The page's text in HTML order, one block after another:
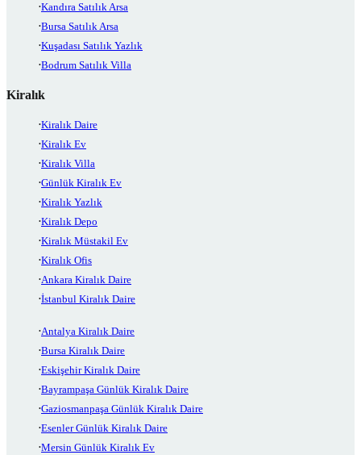
Kandıra Satılık Arsa
Bursa Satılık Arsa
Kuşadası Satılık Yazlık
Bodrum Satılık Villa
Kiralık
Kiralık Daire
Kiralık Ev
Kiralık Villa
Günlük Kiralık Ev
Kiralık Yazlık
Kiralık Depo
Kiralık Müstakil Ev
Kiralık Ofis
Ankara Kiralık Daire
İstanbul Kiralık Daire
Antalya Kiralık Daire
Bursa Kiralık Daire
Eskişehir Kiralık Daire
Bayrampaşa Günlük Kiralık Daire
Gaziosmanpaşa Günlük Kiralık Daire
Esenler Günlük Kiralık Daire
Mersin Günlük Kiralık Ev